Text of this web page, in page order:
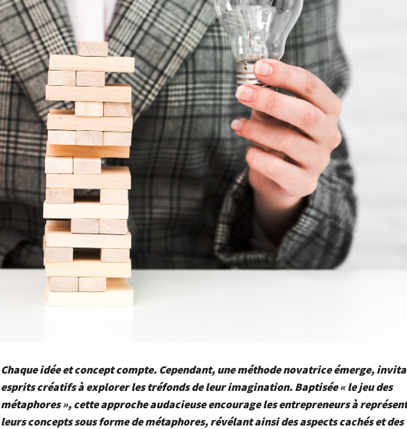
Chaque idée et concept compte. Cependant, une méthode novatrice émerge,
esprits créatifs à explorer les tréfonds de leur imagination. Baptisée « le jeu des
métaphores », cette approche audacieuse encourage les entrepreneurs à
leurs concepts sous forme de métaphores, révélant ainsi des aspects cachés et des